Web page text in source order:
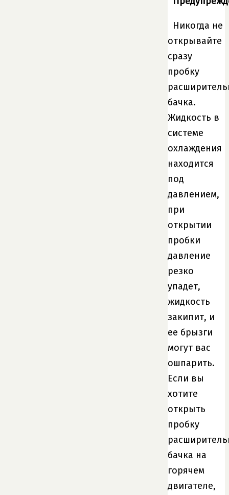
Никогда не
открывайте
сразу
пробку
бачка.
Жидкость в
системе
охлаждения
находится
под
давлением,
при
открытии
пробки
давление
резко
упадет,
жидкость
закипит, и
ее брызги
могут вас
ошпарить.
Если вы
хотите
открыть
пробку
бачка на
горячем
двигателе,